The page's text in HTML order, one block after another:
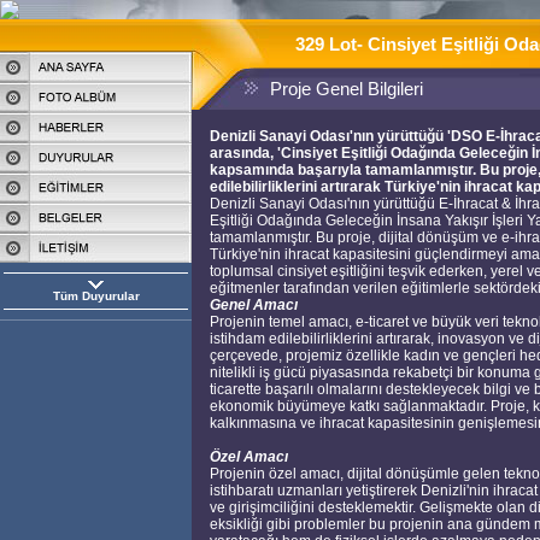
Tüm Duyurular
329 Lot- Cinsiyet Eşitliği
Proje Genel Bilgileri
Denizli Sanayi Odası'nın yürüttüğü 'DSO E-
arasında, 'Cinsiyet Eşitliği Odağında Geleceğin
kapsamında başarıyla tamamlanmıştır. Bu
edilebilirliklerini artırarak Türkiye'nin ihracat
Denizli Sanayi Odası'nın yürüttüğü E-İhracat &
Eşitliği Odağında Geleceğin İnsana Yakışır İşleri
tamamlanmıştır. Bu proje, dijital dönüşüm ve e-
Türkiye'nin ihracat kapasitesini güçlendirmeyi
toplumsal cinsiyet eşitliğini teşvik ederken, yerel
eğitmenler tarafından verilen eğitimlerle
Genel Amacı
Projenin temel amacı, e-ticaret ve büyük veri
istihdam edilebilirliklerini artırarak, inovasyon ve
çerçevede, projemiz özellikle kadın ve gençleri
nitelikli iş gücü piyasasında rekabetçi bir konuma
ticarette başarılı olmalarını destekleyecek bilgi
ekonomik büyümeye katkı sağlanmaktadır.
kalkınmasına ve ihracat kapasitesinin
Özel Amacı
Projenin özel amacı, dijital dönüşümle gelen
istihbaratı uzmanları yetiştirerek Denizli'nin
ve girişimciliğini desteklemektir. Gelişmekte olan
eksikliği gibi problemler bu projenin ana gündem